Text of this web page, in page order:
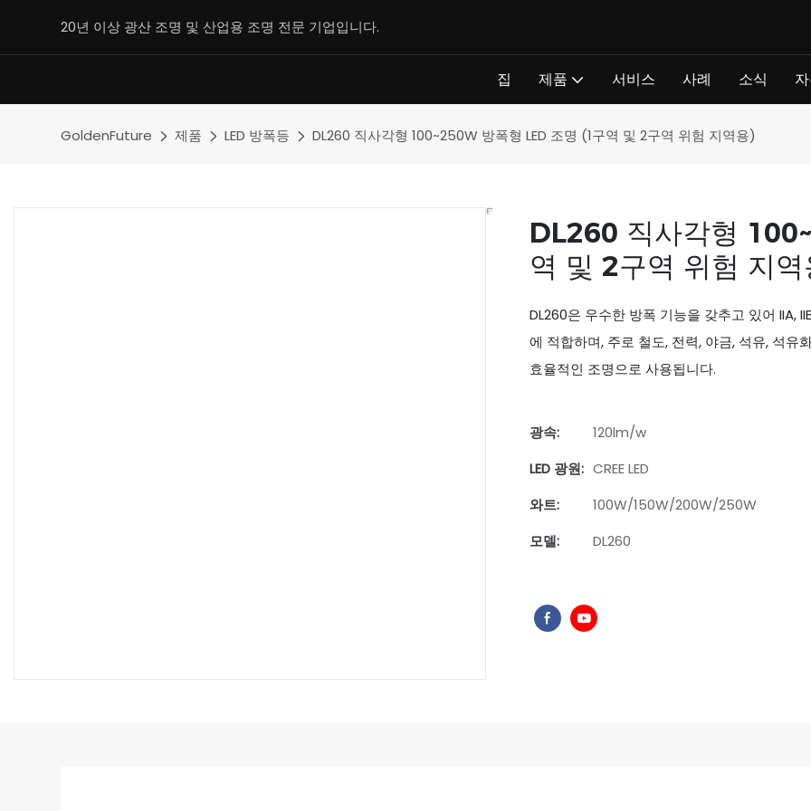
20년 이상 광산 조명 및 산업용 조명 전문 기업입니다.
집 제품 서비스 사례 소식
GoldenFuture 제품 LED 방폭등 DL260 직사각형 100~250W 방폭형 LED 조명 (1구역 및 2구역 위험 지역용)
DL260 직사각형
역 및 2구역 위험 지
DL260은 우수한 방폭 기능을 갖추고 있어 IIA,
에 적합하며, 주로 철도, 전력, 야금, 석유, 석유
효율적인 조명으로 사용됩니다.
광속:
120lm/w
LED 광원: CREE LED
와트:
100W/150W/200W/250W
모델:
DL260